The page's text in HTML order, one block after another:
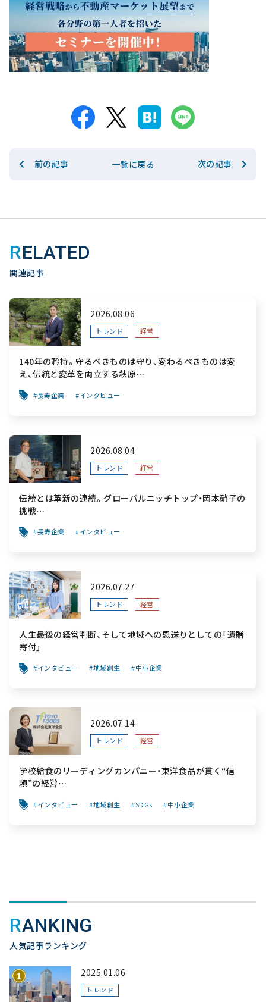
前の記事 一覧に戻る 次の記事
RELATED
関連記事
2026.08.06
トレンド 経営
140年の矜持。守るべきものは守り、変わるべきものは変
え、伝統と変革を両立する萩原
長寿企業 インタビュー
2026.08.04
トレンド 経営
伝統とは革新の連続。グローバルニッチトップ・岡本硝子の
挑戦
こだわり、ガラスを超える経営戦略～
長寿企業 インタビュー
2026.07.27
トレンド 経営
人生最後の経営判断、そして地域への恩送りとしての「遺贈
寄付」
インタビュー 地域創生 中小企業
2026.07.14
トレンド 経営
学校給食のリーディングカンパニー・東洋食品が貫く“信
頼”の経営
へ繋ぐ挑戦～
インタビュー 地域創生 SDGs 中小企業
RANKING
人気記事ランキング
2025.01.06
トレンド